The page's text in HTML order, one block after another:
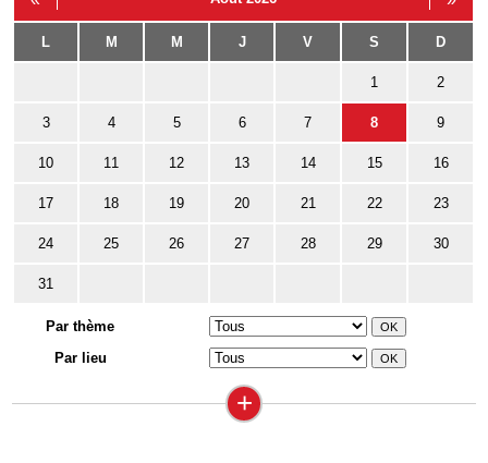
L M M J V S D
1 2
3 4 5 6 7 8 9
10 11 12 13 14 15 16
17 18 19 20 21 22 23
24 25 26 27 28 29 30
31
Par thème
Par lieu
+